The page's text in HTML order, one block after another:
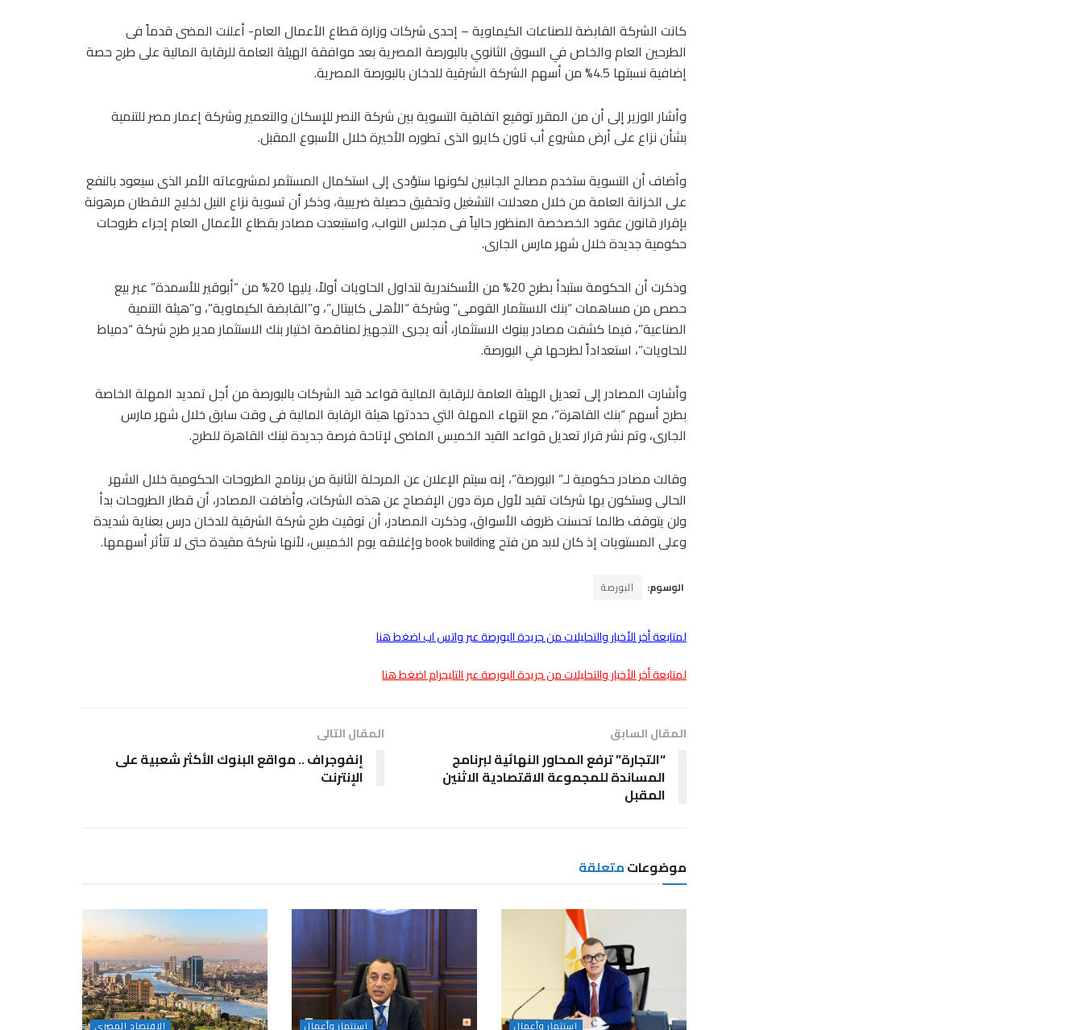
كانت الشركة القابضة للصناعات الكيماوية – إحدى شركات وزارة قطاع الأعمال العام- أعلنت المضى قدماً فى
الطرحين العام والخاص في السوق الثانوي بالبورصة المصرية بعد موافقة الهيئة العامة للرقابة المالية على طرح حصة
إضافية نسبتها 4.5% من أسهم الشركة الشرقية للدخان بالبورصة المصرية.
وأشار الوزير إلى أن من المقرر توقيع اتفاقية التسوية بين شركة النصر للإسكان والتعمير وشركة إعمار مصر للتنمية
بشأن نزاع على أرض مشروع أب تاون كايرو الذى تطوره الأخيرة خلال الأسبوع المقبل.
وأضاف أن التسوية ستخدم مصالح الجانبين لكونها ستؤدى إلى استكمال المستثمر لمشروعاته الأمر الذى سيعود بالنفع
على الخزانة العامة من خلال معدلات التشغيل وتحقيق حصيلة ضريبية، وذكر أن تسوية نزاع النيل لخليج الاقطان مرهونة
بإقرار قانون عقود الخصخصة المنظور حالياً فى مجلس النواب، واستبعدت مصادر بقطاع الأعمال العام إجراء طروحات
حكومية جديدة خلال شهر مارس الجارى.
وذكرت أن الحكومة ستبدأ بطرح 20% من الأسكندرية لتداول الحاويات أولاً، يليها 20% من “أبوقير للأسمدة” عبر بيع
حصص من مساهمات “بنك الاستثمار القومى” وشركة “الأهلى كابيتال”، و”القابضة الكيماوية”، و”هيئة التنمية
الصناعية”، فيما كشفت مصادر ببنوك الاستثمار، أنه يجرى التجهيز لمناقصة اختيار بنك الاستثمار مدير طرح شركة “دمياط
للحاويات”، استعداداً لطرحها في البورصة.
وأشارت المصادر إلى تعديل الهيئة العامة للرقابة المالية قواعد قيد الشركات بالبورصة من أجل تمديد المهلة الخاصة
بطرح أسهم “بنك القاهرة”، مع انتهاء المهلة التي حددتها هيئة الرقابة المالية فى وقت سابق خلال شهر مارس
الجارى، وتم نشر قرار تعديل قواعد القيد الخميس الماضى لإتاحة فرصة جديدة لبنك القاهرة للطرح.
وقالت مصادر حكومية لـ” البورصة”، إنه سيتم الإعلان عن المرحلة الثانية من برنامج الطروحات الحكومية خلال الشهر
الحالى وستكون بها شركات تقيد لأول مرة دون الإفصاح عن هذه الشركات، وأضافت المصادر، أن قطار الطروحات بدأ
ولن يتوقف طالما تحسنت ظروف الأسواق، وذكرت المصادر، أن توقيت طرح شركة الشرقية للدخان درس بعناية شديدة
وعلى المستويات إذ كان لابد من فتح book building وإغلاقه يوم الخميس، لأنها شركة مقيدة حتى لا تتأثر أسهمها.
الوسوم: البورصة
لمتابعة أخر الأخبار والتحليلات من جريدة البورصة عبر واتس اب اضغط هنا
لمتابعة أخر الأخبار والتحليلات من جريدة البورصة عبر التليجرام اضغط هنا
المقال السابق
“التجارة” ترفع المحاور النهائية لبرنامج
المساندة للمجموعة الاقتصادية الاثنين
المقبل
المقال التالى
إنفوجراف .. مواقع البنوك الأكثر شعبية على
الإنترنت
موضوعاتمتعلقة
استثمار وأعمال استثمار وأعمال الاقتصاد المصرى